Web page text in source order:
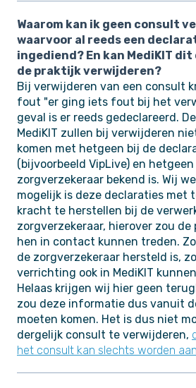
Waarom kan ik geen consult
waarvoor al reeds een
ingediend? En kan MediKIT
de praktijk verwijderen?
Bij verwijderen van een consult
fout "er ging iets fout bij het
geval is er reeds gedeclareerd.
MediKIT zullen bij verwijderen
komen met hetgeen bij de
(bijvoorbeeld VipLive) en
zorgverzekeraar bekend is. Wij
mogelijk is deze declaraties met
kracht te herstellen bij de
zorgverzekeraar, hierover zou de
hen in contact kunnen treden.
de zorgverzekeraar hersteld is,
verrichting ook in MediKIT
Helaas krijgen wij hier geen
zou deze informatie dus vanuit
moeten komen. Het is dus niet
dergelijk consult te verwijderen,
het consult kan slechts worden